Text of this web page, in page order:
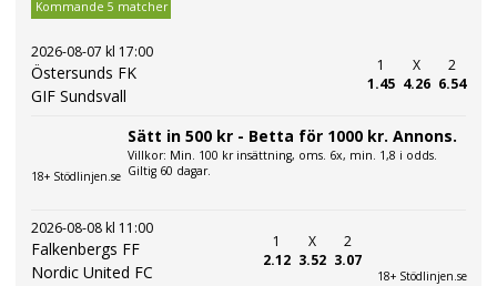
Kommande 5 matcher
2026-08-07 kl 17:00
Östersunds FK
GIF Sundsvall
1
1.45
X
4.26
2
6.54
18+ Stödlinjen.se
Sätt in 500 kr - Betta för 1000 kr. Annons.
Villkor: Min. 100 kr insättning, oms. 6x, min. 1,8 i odds.
Giltig 60 dagar.
2026-08-08 kl 11:00
Falkenbergs FF
Nordic United FC
1
2.12
X
3.52
2
3.07
18+ Stödlinjen.se